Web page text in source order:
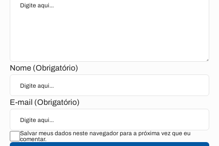
Nome (Obrigatório)
E-mail (Obrigatório)
Salvar meus dados neste navegador para a próxima vez que eu
comentar.